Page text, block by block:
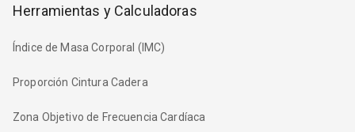
Herramientas y Calculadoras
Índice de Masa Corporal (IMC)
Proporción Cintura Cadera
Zona Objetivo de Frecuencia Cardíaca